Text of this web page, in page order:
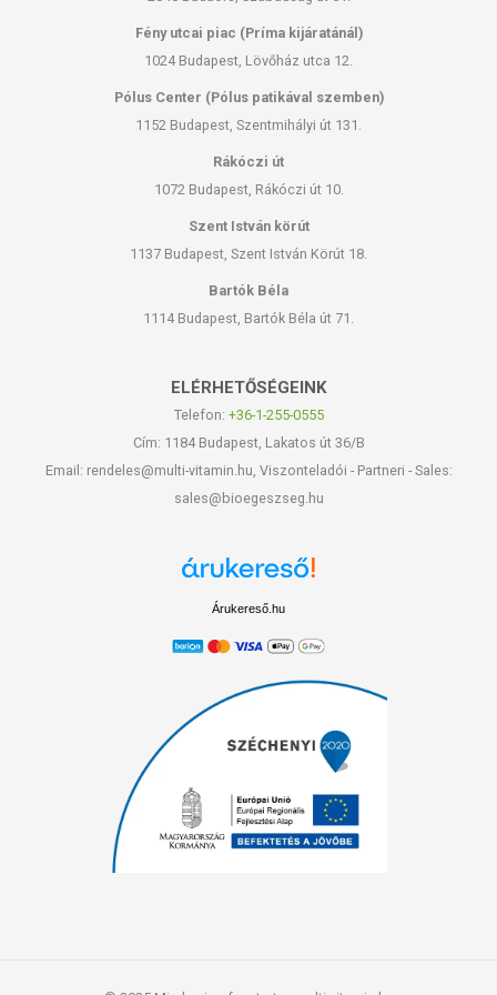
hogy ennek ellenére a webshopon szereplő adatok (beleértve a
termékfotókat, tápérték-, összetétel-, és allergén információkat is) csak
természetéből adódóan. A friss, aktuális információkat a termékek
csomagolásán találják meg.
A termék belső fogyasztásra nem alkalmas. A termék nem gyógyít
alkalmas.Betegség esetén használatát beszélje meg kezelőorvosával!
Kerülni kell a szembejutást. Az ajánlott napi alkalmazási mennyiséget
ne lépje túl! Ne használja irritált vagy sérült bőrfelületen! Ne használja
allergiás! Ha kiütés jelentkezik, függessze fel a használatát!
Fény utcai piac (Príma kijáratánál)
1024 Budapest, Lövőház utca 12.
Pólus Center (Pólus patikával szemben)
1152 Budapest, Szentmihályi út 131.
Rákóczi út
1072 Budapest, Rákóczi út 10.
Szent István körút
1137 Budapest, Szent István Körút 18.
Bartók Béla
1114 Budapest, Bartók Béla út 71.
ELÉRHETŐSÉGEINK
Telefon: +36-1-255-0555
Cím: 1184 Budapest, Lakatos út 36/B
Email: rendeles@multi-vitamin.hu, Viszonteladói - Partneri - Sales:
sales@bioegeszseg.hu
Árukereső.hu